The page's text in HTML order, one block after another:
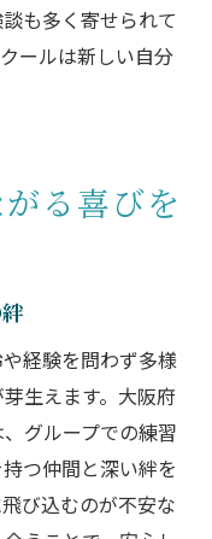
も多く寄せられて
ールは新しい自分
る喜びを
経験を問わず多様
生えます。大阪府
グループでの練習
つ仲間と深い絆を
び込むのが不安な